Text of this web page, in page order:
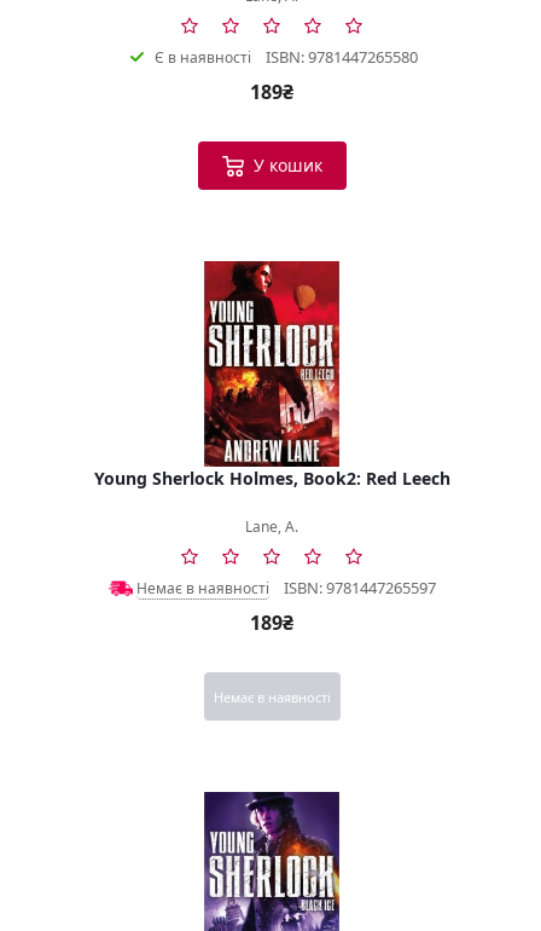
Є в наявності ISBN: 9781447265580
189₴
У кошик
Young Sherlock Holmes, Book2: Red Leech
Lane, A.
Немає в наявності ISBN: 9781447265597
189₴
Немає в наявності